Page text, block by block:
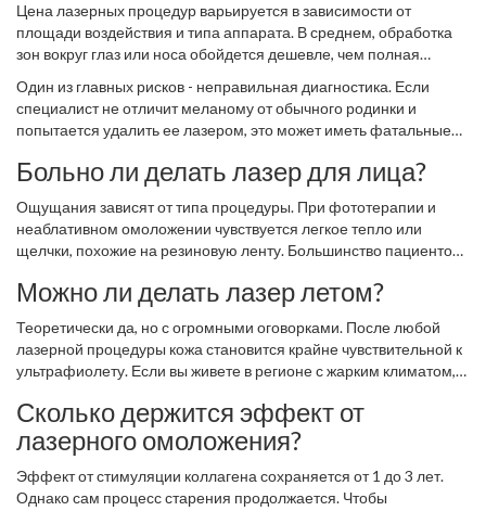
Цена лазерных процедур варьируется в зависимости от
площади воздействия и типа аппарата. В среднем, обработка
зон вокруг глаз или носа обойдется дешевле, чем полная
китайские аналоги часто имеют нестабильную мощность, что
увеличивает риск ожогов.
Один из главных рисков - неправильная диагностика. Если
специалист не отличит меланому от обычного родинки и
попытается удалить ее лазером, это может иметь фатальные
перед удалением любых образований. Лазер должен
Больно ли делать лазер для лица?
Ощущания зависят от типа процедуры. При фототерапии и
неаблативном омоложении чувствуется легкое тепло или
щелчки, похожие на резиновую ленту. Большинство пациентов
шлифовка требует нанесения мощного анестетического крема
время процедуры минимальна, дискомфорт возникает позже, в
период заживления.
Можно ли делать лазер летом?
Теоретически да, но с огромными оговорками. После любой
лазерной процедуры кожа становится крайне чувствительной к
ультрафиолету. Если вы живете в регионе с жарким климатом,
зимний период. Летом необходимо строго соблюдать режим
SPF 50+, носить шляпу и избегать прямого солнца. Риск
появления новых пигментных пятен после лазера летом очень
высок.
Сколько держится эффект от
лазерного омоложения?
Эффект от стимуляции коллагена сохраняется от 1 до 3 лет.
Однако сам процесс старения продолжается. Чтобы